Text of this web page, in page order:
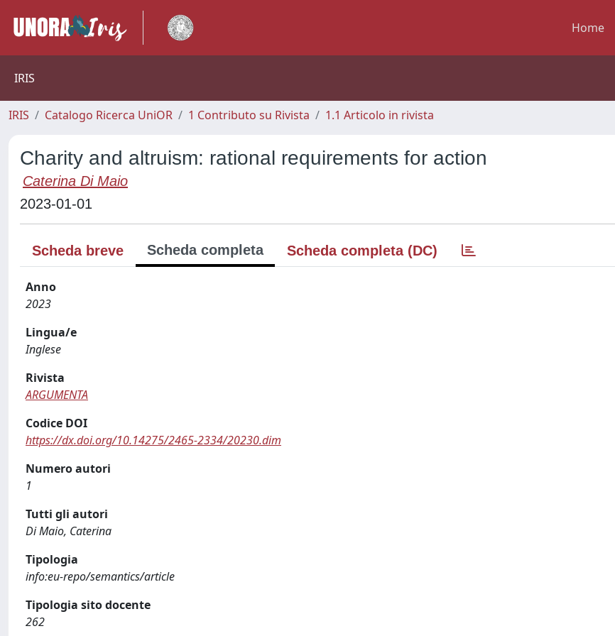
Home
IRIS
IRIS Catalogo Ricerca UniOR 1 Contributo su Rivista 1.1 Articolo in rivista
Charity and altruism: rational requirements for action
Caterina Di Maio
2023-01-01
Scheda breve Scheda completa Scheda completa (DC)
Anno
2023
Lingua/e
Inglese
Rivista
ARGUMENTA
Codice DOI
https://dx.doi.org/10.14275/2465-2334/20230.dim
Numero autori
1
Tutti gli autori
Di Maio, Caterina
Tipologia
info:eu-repo/semantics/article
Tipologia sito docente
262